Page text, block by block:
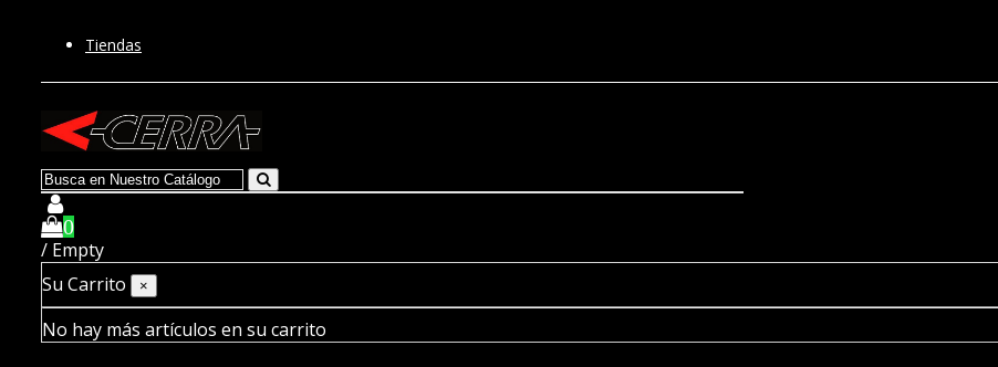
Tiendas
0
/ Empty
Su Carrito
×
No hay más artículos en su carrito